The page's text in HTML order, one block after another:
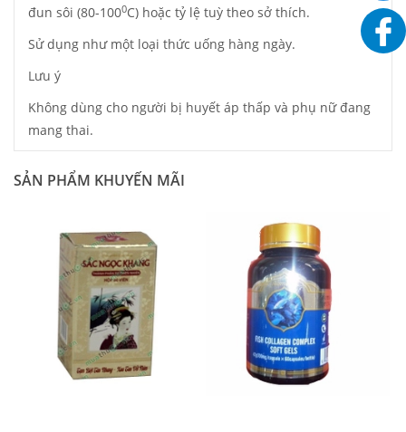
đun sôi (80-1000C) hoặc tỷ lệ tuỳ theo sở thích.
Sử dụng như một loại thức uống hàng ngày.
Lưu ý
Không dùng cho người bị huyết áp thấp và phụ nữ đang
mang thai.
SẢN PHẨM KHUYẾN MÃI